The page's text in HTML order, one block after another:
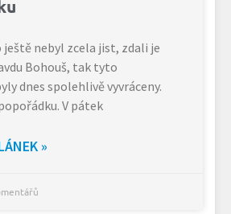
nebyl zcela jist, zdali je
Bohouš, tak tyto
dnes spolehlivě vyvráceny.
V pátek
»